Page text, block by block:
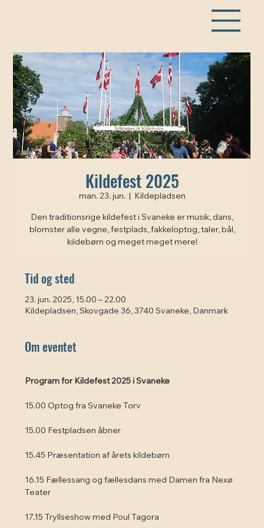
Kildefest 2025
man. 23. jun.
  |
Kildepladsen
Den traditionsrige kildefest i Svaneke er musik, dans,
blomster alle vegne, festplads, fakkeloptog, taler, bål,
kildebørn og meget meget mere!
Tid og sted
23. jun. 2025, 15.00 – 22.00
Kildepladsen, Skovgade 36, 3740 Svaneke, Danmark
Om eventet
Program for Kildefest 2025 i Svaneke
15.00 Optog fra Svaneke Torv
15.00 Festpladsen åbner
15.45 Præsentation af årets kildebørn
16.15 Fællessang og fællesdans med Damen fra Nexø
Teater
17.15 Tryllseshow med Poul Tagora